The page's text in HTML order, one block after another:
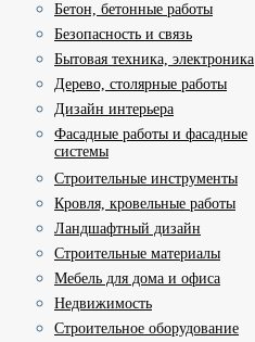
Бетон, бетонные работы
Безопасность и связь
Бытовая техника, электроника
Дерево, столярные работы
Дизайн интерьера
Фасадные работы и фасадные
системы
Строительные инструменты
Кровля, кровельные работы
Ландшафтный дизайн
Строительные материалы
Мебель для дома и офиса
Недвижимость
Строительное оборудование